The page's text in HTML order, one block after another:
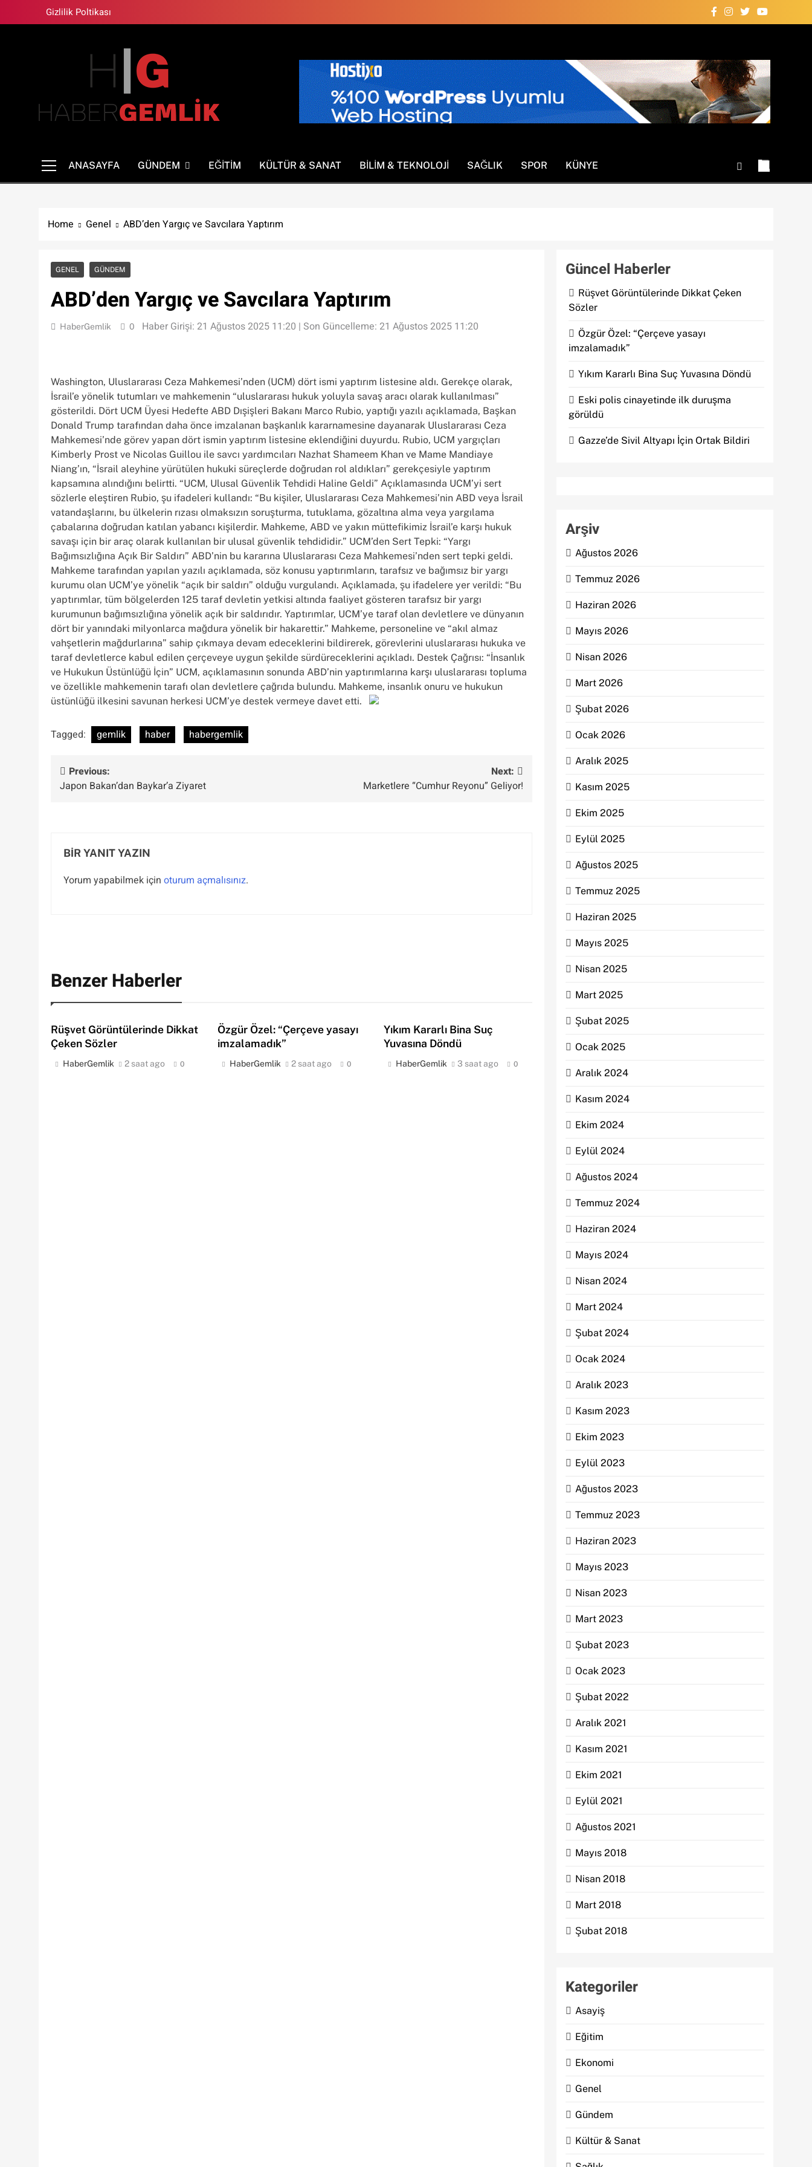
to
Gizlilik Poltikası
ANASAYFA GÜNDEM EĞITIM KÜLTÜR & SANAT BILIM & TEKNOLOJI SAĞLIK SPOR KÜNYE
Home Genel ABD’den Yargıç ve Savcılara Yaptırım
GENEL GÜNDEM
ABD’den Yargıç ve Savcılara Yaptırım
HaberGemlik 0 Haber Girişi: 21 Ağustos 2025 11:20 | Son Güncelleme: 21 Ağustos 2025 11:20
Washington, Uluslararası Ceza Mahkemesi’nden (UCM) dört ismi yaptırım listesine aldı. Gerekçe olarak,
İsrail’e yönelik tutumları ve mahkemenin “uluslararası hukuk yoluyla savaş aracı olarak kullanılması”
gösterildi. Dört UCM Üyesi Hedefte ABD Dışişleri Bakanı Marco Rubio, yaptığı yazılı açıklamada, Başkan
Donald Trump tarafından daha önce imzalanan başkanlık kararnamesine dayanarak Uluslararası Ceza
Mahkemesi’nde görev yapan dört ismin yaptırım listesine eklendiğini duyurdu. Rubio, UCM yargıçları
Kimberly Prost ve Nicolas Guillou ile savcı yardımcıları Nazhat Shameem Khan ve Mame Mandiaye
Niang’ın, “İsrail aleyhine yürütülen hukuki süreçlerde doğrudan rol aldıkları” gerekçesiyle yaptırım
kapsamına alındığını belirtti. “UCM, Ulusal Güvenlik Tehdidi Haline Geldi” Açıklamasında UCM’yi sert
sözlerle eleştiren Rubio, şu ifadeleri kullandı: “Bu kişiler, Uluslararası Ceza Mahkemesi’nin ABD veya İsrail
vatandaşlarını, bu ülkelerin rızası olmaksızın soruşturma, tutuklama, gözaltına alma veya yargılama
çabalarına doğrudan katılan yabancı kişilerdir. Mahkeme, ABD ve yakın müttefikimiz İsrail’e karşı hukuk
savaşı için bir araç olarak kullanılan bir ulusal güvenlik tehdididir.” UCM’den Sert Tepki: “Yargı
Bağımsızlığına Açık Bir Saldırı” ABD’nin bu kararına Uluslararası Ceza Mahkemesi’nden sert tepki geldi.
Mahkeme tarafından yapılan yazılı açıklamada, söz konusu yaptırımların, tarafsız ve bağımsız bir yargı
kurumu olan UCM’ye yönelik “açık bir saldırı” olduğu vurgulandı. Açıklamada, şu ifadelere yer verildi: “Bu
yaptırımlar, tüm bölgelerden 125 taraf devletin yetkisi altında faaliyet gösteren tarafsız bir yargı
kurumunun bağımsızlığına yönelik açık bir saldırıdır. Yaptırımlar, UCM’ye taraf olan devletlere ve dünyanın
dört bir yanındaki milyonlarca mağdura yönelik bir hakarettir.” Mahkeme, personeline ve “akıl almaz
vahşetlerin mağdurlarına” sahip çıkmaya devam edeceklerini bildirerek, görevlerini uluslararası hukuka ve
taraf devletlerce kabul edilen çerçeveye uygun şekilde sürdüreceklerini açıkladı. Destek Çağrısı: “İnsanlık
ve Hukukun Üstünlüğü İçin” UCM, açıklamasının sonunda ABD’nin yaptırımlarına karşı uluslararası topluma
ve özellikle mahkemenin tarafı olan devletlere çağrıda bulundu. Mahkeme, insanlık onuru ve hukukun
üstünlüğü ilkesini savunan herkesi UCM’ye destek vermeye davet etti.
Tagged: gemlik haber habergemlik
Yazı
gezinmesi
Previous:
Japon Bakan’dan Baykar’a Ziyaret
Next:
Marketlere “Cumhur Reyonu” Geliyor!
BIR YANIT YAZIN
Yorum yapabilmek için oturum açmalısınız.
Benzer Haberler
Rüşvet Görüntülerinde Dikkat
Çeken Sözler
HaberGemlik 2 saat ago 0
Özgür Özel: “Çerçeve yasayı
imzalamadık”
HaberGemlik 2 saat ago 0
Yıkım Kararlı Bina Suç
Yuvasına Döndü
HaberGemlik 3 saat ago 0
Güncel Haberler
Rüşvet Görüntülerinde Dikkat Çeken
Sözler
Özgür Özel: “Çerçeve yasayı
imzalamadık”
Yıkım Kararlı Bina Suç Yuvasına Döndü
Eski polis cinayetinde ilk duruşma
görüldü
Gazze’de Sivil Altyapı İçin Ortak Bildiri
Arşiv
Ağustos 2026
Temmuz 2026
Haziran 2026
Mayıs 2026
Nisan 2026
Mart 2026
Şubat 2026
Ocak 2026
Aralık 2025
Kasım 2025
Ekim 2025
Eylül 2025
Ağustos 2025
Temmuz 2025
Haziran 2025
Mayıs 2025
Nisan 2025
Mart 2025
Şubat 2025
Ocak 2025
Aralık 2024
Kasım 2024
Ekim 2024
Eylül 2024
Ağustos 2024
Temmuz 2024
Haziran 2024
Mayıs 2024
Nisan 2024
Mart 2024
Şubat 2024
Ocak 2024
Aralık 2023
Kasım 2023
Ekim 2023
Eylül 2023
Ağustos 2023
Temmuz 2023
Haziran 2023
Mayıs 2023
Nisan 2023
Mart 2023
Şubat 2023
Ocak 2023
Şubat 2022
Aralık 2021
Kasım 2021
Ekim 2021
Eylül 2021
Ağustos 2021
Mayıs 2018
Nisan 2018
Mart 2018
Şubat 2018
Kategoriler
Asayiş
Eğitim
Ekonomi
Genel
Gündem
Kültür & Sanat